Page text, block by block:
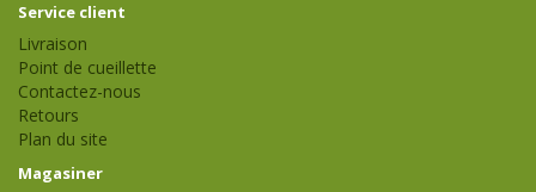
Service client
Livraison
Point de cueillette
Contactez-nous
Retours
Plan du site
Magasiner